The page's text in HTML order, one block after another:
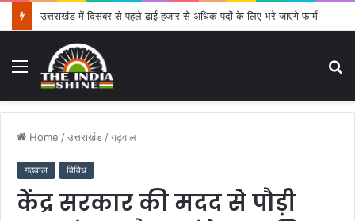
उत्तराखंड में दिसंबर से पहले ढाई हजार से अधिक पदों के लिए भरे जाएंगे फार्म
Menu
Home /उत्तराखंड /गढ़वाल
गढ़वाल विविध
केंद्र सरकार की मदद से पौड़ी